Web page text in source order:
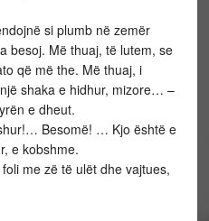
si plumb në zemër
besoj. Më thuaj, të lutem, se
që më the. Më thuaj, i
shaka e hidhur, mizore… –
e dheut.
Besomë! … Kjo është e
e kobshme.
me zë të ulët dhe vajtues,